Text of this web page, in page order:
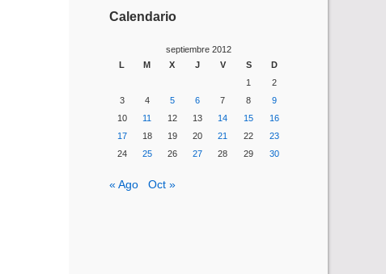
Calendario
septiembre 2012
L
M X J V S
D
1
2
3
4 5 6 7 8
9
10
11 12 13 14 15
16
17
18 19 20 21 22
23
24
25 26 27 28 29 30
« Ago Oct »